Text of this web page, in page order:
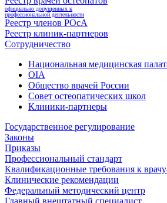
официально допущенных к
профессиональной деятельности
Реестр членов РОсА
Реестр клиник-партнеров
Сотрудничество
Национальная медицинская
OIA
Общество врачей России
Совет остеопатических школ
Клиники-партнеры
Государственное регулирование
Законы
Приказы
Профессиональный стандарт
Квалификационные требования к
Клинические рекомендации
Федеральный методический центр
Главный внештатный специалист